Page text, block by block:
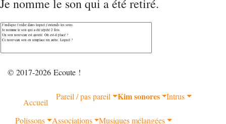
Je nomme le son qui a été retiré.
© 2017-2026 Ecoute !
Accueil
Pareil / pas pareil Kim sonores Intrus
Polissons Associations Musiques mélangées